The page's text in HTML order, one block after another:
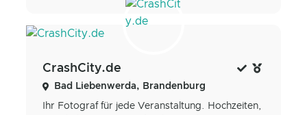
CrashCity.de
Bad Liebenwerda, Brandenburg
Ihr Fotograf für jede Veranstaltung. Hochzeiten,